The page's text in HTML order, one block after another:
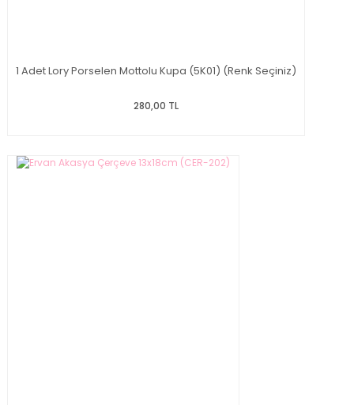
1 Adet Lory Porselen Mottolu Kupa (5K01) (Renk Seçiniz)
280,00 TL